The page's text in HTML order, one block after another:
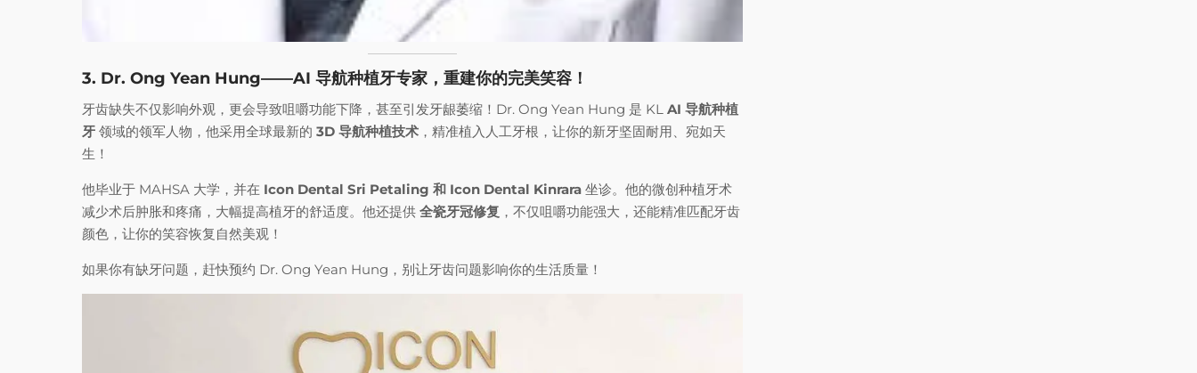
3. Dr. Ong Yean Hung——AI 导航种植牙专家，重建你的完美笑容！
牙齿缺失不仅影响外观，更会导致咀嚼功能下降，甚至引发牙龈萎缩！Dr. Ong Yean Hung 是 KL AI 导航种植
牙 领域的领军人物，他采用全球最新的 3D 导航种植技术 ，精准植入人工牙根，让你的新牙坚固耐用、宛如天
生！
他毕业于 MAHSA 大学，并在 Icon Dental Sri Petaling 和 Icon Dental Kinrara 坐诊。他的微创种植牙术
减少术后肿胀和疼痛，大幅提高植牙的舒适度。他还提供 全瓷牙冠修复 ，不仅咀嚼功能强大，还能精准匹配牙齿
颜色，让你的笑容恢复自然美观！
如果你有缺牙问题，赶快预约 Dr. Ong Yean Hung，别让牙齿问题影响你的生活质量！